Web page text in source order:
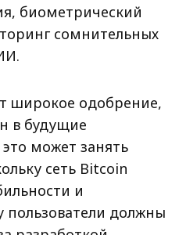
биометрический
сомнительных
широкое одобрение,
в будущие
может занять
сеть Bitcoin
и
пользователи должны